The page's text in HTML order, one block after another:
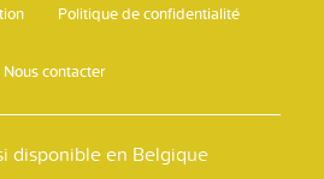
Politique de confidentialité
Nous contacter
disponible en Belgique